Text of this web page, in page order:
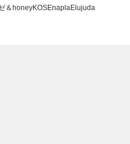
＆honeyKOSEnaplaElujuda